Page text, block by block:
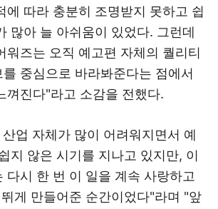
에 따라 충분히 조명받지 못하고 쉽
많아 늘 아쉬움이 있었다. 그런데
워즈는 오직 예고편 자체의 퀄리티
중심으로 바라봐준다는 점에서
껴진다"라고 소감을 전했다.
업 자체가 많이 어려워지면서 예
지 않은 시기를 지나고 있지만, 이
다시 한 번 이 일을 계속 사랑하고
게 만들어준 순간이었다"라며 "앞